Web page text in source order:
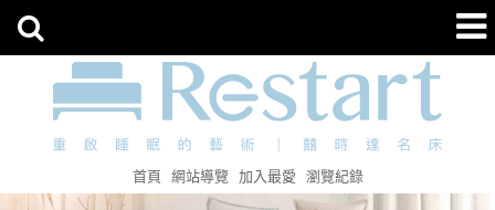
首頁 網站導覽 加入最愛 瀏覽紀錄